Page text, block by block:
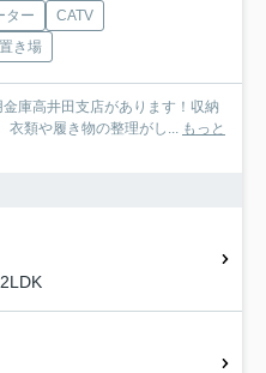
ター
CATV
き場
庫高井田支店があります！収納
衣類や履き物の整理がし... もっと